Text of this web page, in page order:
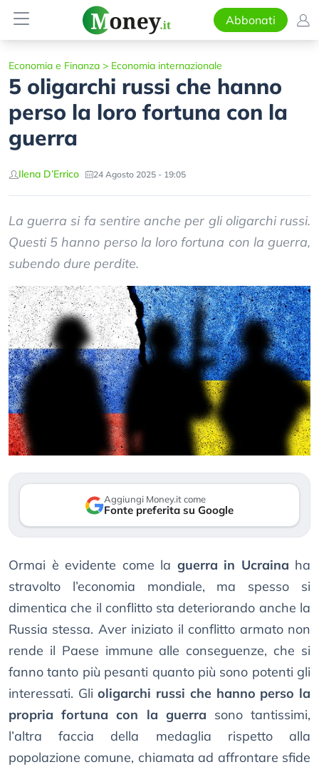
Abbonati
Economia e Finanza > Economia internazionale
5 oligarchi russi che hanno
perso la loro fortuna con la
guerra
Ilena D’Errico 24 Agosto 2025 - 19:05
La guerra si fa sentire anche per gli oligarchi russi.
Questi 5 hanno perso la loro fortuna con la guerra,
subendo dure perdite.
Aggiungi Money.it come
Fonte preferita su Google
Ormai è evidente come la guerra in Ucraina ha
stravolto l’economia mondiale, ma spesso si
dimentica che il conflitto sta deteriorando anche la
Russia stessa. Aver iniziato il conflitto armato non
rende il Paese immune alle conseguenze, che si
fanno tanto più pesanti quanto più sono potenti gli
interessati. Glioligarchi russi che hanno perso la
propria fortuna con la guerra sono tantissimi,
l’altra faccia della medaglia rispetto alla
popolazione comune, chiamata ad affrontare sfide